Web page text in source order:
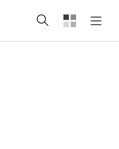
Vyhľadať